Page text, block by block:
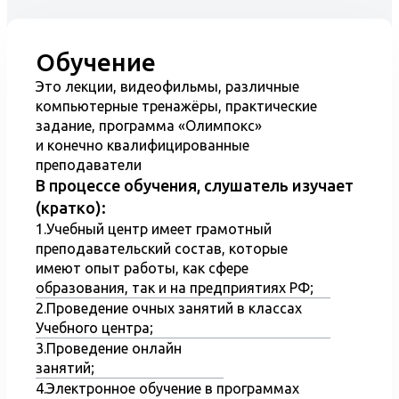
Предупреждение аварий и
несчастных случаев;
Охрана труда, электробезопасность
и пожарная безопасность;
Производственная санитария,
гигиена труда и профилактика
травматизма.
Тест Олимпокс
При проведении обучения, УЦ использует
компьютерную программу ОКС: Олимпокс, по
средствам которой слушатель может
самостоятельно изучить лекционный материал,
нормативную документацию и пройти
тестирование. По итогам обучения, слушатель в
Обучение
Это лекции, видеофильмы, различные
компьютерные тренажёры, практические
задание, программа «Олимпокс»
и конечно квалифицированные
преподаватели
В процессе обучения, слушатель изучает
(кратко):
1.Учебный центр имеет грамотный
преподавательский состав, которые
имеют опыт работы, как сфере
образования, так и на предприятиях РФ;
2.Проведение очных занятий в классах
Учебного центра;
3.Проведение онлайн
занятий;
4.Электронное обучение в программах